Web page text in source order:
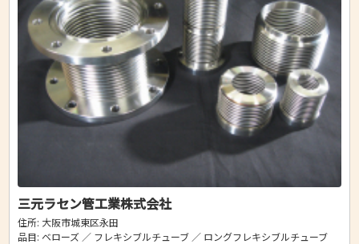
三元ラセン管工業株式会社
住所: 大阪市城東区永田
品目: ベローズ ／ フレキシブルチューブ ／ ロングフレキシブルチューブ